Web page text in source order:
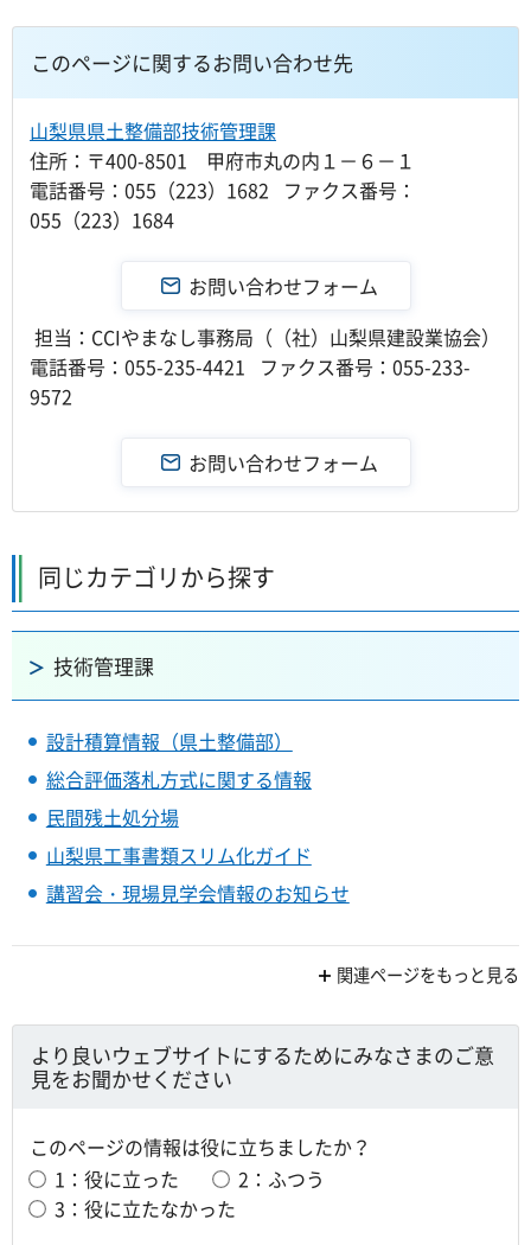
このページに関するお問い合わせ先
山梨県県土整備部技術管理課
住所：〒400-8501 甲府市丸の内１－６－１
電話番号：055（223）1682 ファクス番号：
055（223）1684
担当：CCIやまなし事務局（（社）山梨県建設業協会）
電話番号：055-235-4421 ファクス番号：055-233-
9572
同じカテゴリから探す
技術管理課
設計積算情報（県土整備部）
総合評価落札方式に関する情報
民間残土処分場
山梨県工事書類スリム化ガイド
講習会・現場見学会情報のお知らせ
関連ページをもっと見る
より良いウェブサイトにするためにみなさまのご意
見をお聞かせください
このページの情報は役に立ちましたか？
1：役に立った
2：ふつう
3：役に立たなかった